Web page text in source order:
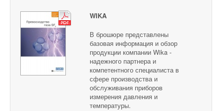
WIKA
В брошюре представлены
базовая информация и обзор
продукции компании Wika -
надежного партнера и
компетентного специалиста в
сфере производства и
обслуживания приборов
измерения давления и
температуры.